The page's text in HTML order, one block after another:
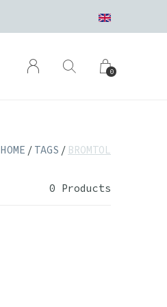
0
HOME TAGS BROMTOL
0 Products